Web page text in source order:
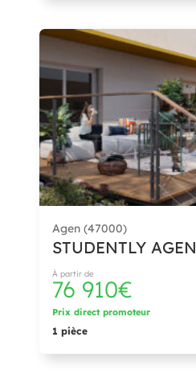
Agen (47000)
STUDENTLY AGEN
À partir de
76 910€
Prix direct promoteur
1 pièce